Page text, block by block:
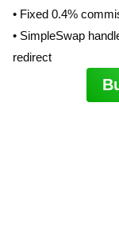
• Fixed 0.4%
• SimpleSwap
redirect